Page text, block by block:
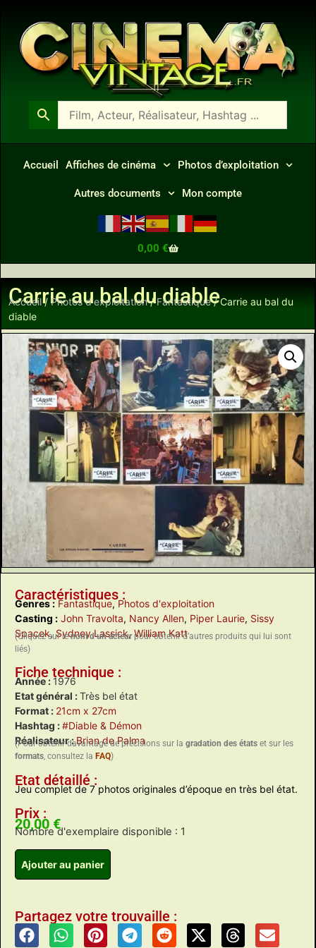
Accueil Affiches de cinéma Photos d’exploitation
Autres documents Mon compte
0,00 €
Carrie au bal du diable
Accueil/ Photos d'exploitation/Fantastique/ Carrie au bal du
diable
Caractéristiques :
Genres : Fantastique,Photos d'exploitation
Casting : John Travolta, Nancy Allen, Piper Laurie, Sissy
Spacek,Sydney Lassick,William Katt
(Cliquez sur lenom d’un acteurpour obtenir d’autres produits qui lui sont
liés)
Fiche technique :
Année : 1976
Etat général :Très bel état
Format : 21cm x 27cm
Hashtag :#Diable & Démon
Réalisateur :Brian de Palma
(Pour obtenir davantage de précisions sur la gradation des états et sur les
formats, consultez la FAQ)
Etat détaillé :
Jeu complet de 7 photos originales d’époque en très bel état.
Prix :
20,00 €
Nombre d'exemplaire disponible : 1
Ajouter au panier
Partagez votre trouvaille :